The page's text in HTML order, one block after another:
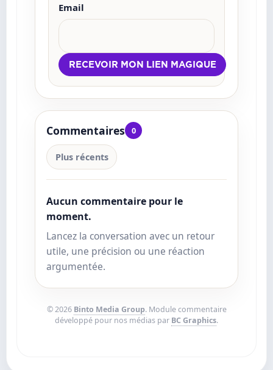
Email
Commentaires 0
Plus récents
Aucun commentaire pour le
moment.
Lancez la conversation avec un retour
utile, une précision ou une réaction
argumentée.
© 2026 Binto Media Group. Module commentaire
développé pour nos médias par BC Graphics.